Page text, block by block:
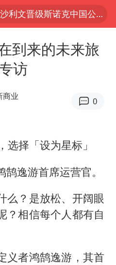
奥沙利文晋级斯诺克中国公开赛16强
我国发现稀散金属独立新矿物——乌斯河锗矿
鼓励居家办公
沈阳加盟《披荆斩棘》
一龙的鼻子怎么了
5万小车卖不动 微型代步车集体遇冷
4.2平卫生间补漏注胶花1.55万
驰妈妈现身香港首映礼
湖北启动重大气象灾害三级应急响应
到来的未来旅
访
商业 0
选择「设为星标」
逸游首席运营官。
么？是放松、开阔眼
？相信每个人都有自
义者鸿鹄逸游，其首